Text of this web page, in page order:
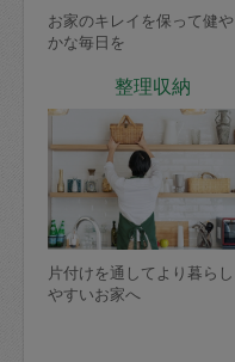
お家のキレイを保って健や
かな毎日を
整理収納
片付けを通してより暮らし
やすいお家へ